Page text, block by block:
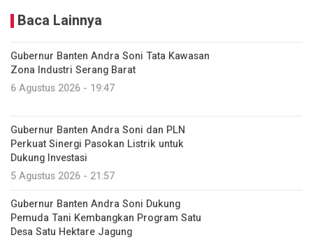
Baca Lainnya
Gubernur Banten Andra Soni Tata Kawasan
Zona Industri Serang Barat
6 Agustus 2026 - 19:47
Gubernur Banten Andra Soni dan PLN
Perkuat Sinergi Pasokan Listrik untuk
Dukung Investasi
5 Agustus 2026 - 21:57
Gubernur Banten Andra Soni Dukung
Pemuda Tani Kembangkan Program Satu
Desa Satu Hektare Jagung